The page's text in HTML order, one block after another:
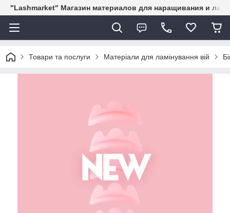
"Lashmarket" Магазин материалов для наращивания и
Товари та послуги Матеріали для ламінування вій